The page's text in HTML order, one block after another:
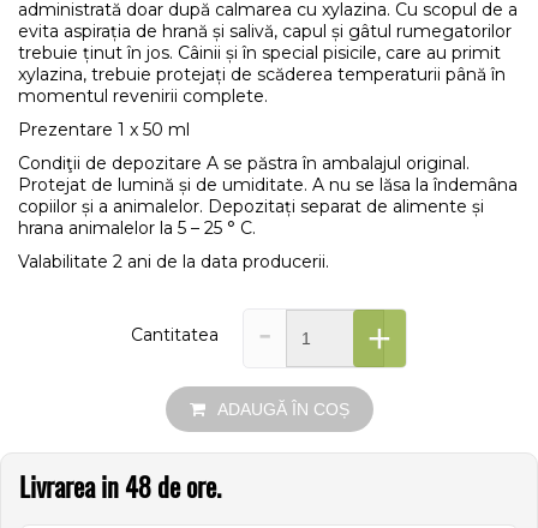
administrată doar după calmarea cu xylazina. Cu scopul de a
evita aspirația de hrană și salivă, capul și gâtul rumegatorilor
trebuie ținut în jos. Câinii și în special pisicile, care au primit
xylazina, trebuie protejați de scăderea temperaturii până în
momentul revenirii complete.
Prezentare 1 x 50 ml
Condiţii de depozitare A se păstra în ambalajul original.
Protejat de lumină și de umiditate. A nu se lăsa la îndemâna
copiilor și a animalelor. Depozitați separat de alimente și
hrana animalelor la 5 – 25 ° C.
Valabilitate 2 ani de la data producerii.
Cantitatea - +
ADAUGĂ ÎN COȘ
Livrarea in 48 de ore.